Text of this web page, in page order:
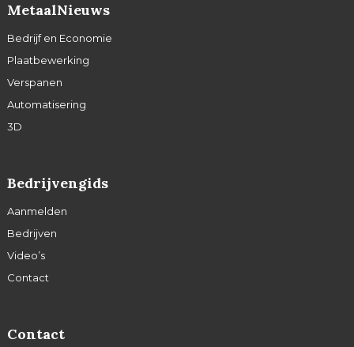
MetaalNieuws
Bedrijf en Economie
Plaatbewerking
Verspanen
Automatisering
3D
Bedrijvengids
Aanmelden
Bedrijven
Video’s
Contact
Contact